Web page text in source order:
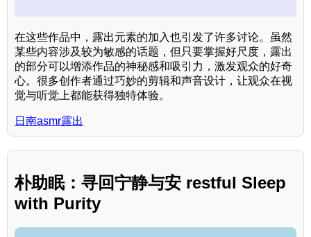
在这些作品中，露出元素的加入也引发了许多讨论。虽然
某些内容涉及较为敏感的话题，但只要掌握好尺度，露出
的部分可以增添作品的神秘感和吸引力，激发观众的好奇
心。很多创作者通过巧妙的剪辑和声音设计，让观众在视
觉与听觉上都能获得独特体验。
日南asmr露出
朴助眠：寻回宁静与安 restful Sleep
with Purity